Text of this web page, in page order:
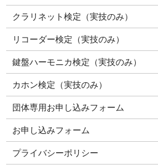
クラリネット検定（実技のみ）
リコーダー検定（実技のみ）
鍵盤ハーモニカ検定（実技のみ）
カホン検定（実技のみ）
団体専用お申し込みフォーム
お申し込みフォーム
プライバシーポリシー